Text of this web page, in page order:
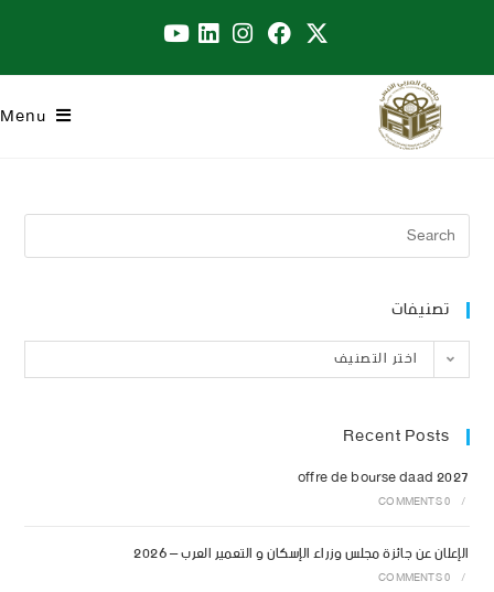
Menu
تصنيفات
اختر التصنيف
Recent Posts
offre de bourse daad 2027
/
0 COMMENTS
الإعلان عن جائزة مجلس وزراء الإسكان و التعمير العرب – 2026
/
0 COMMENTS